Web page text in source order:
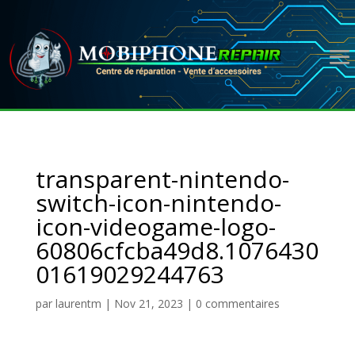
transparent-nintendo-
switch-icon-nintendo-
icon-videogame-logo-
60806cfcba49d8.1076430
01619029244763
par laurentm | Nov 21, 2023 | 0 commentaires